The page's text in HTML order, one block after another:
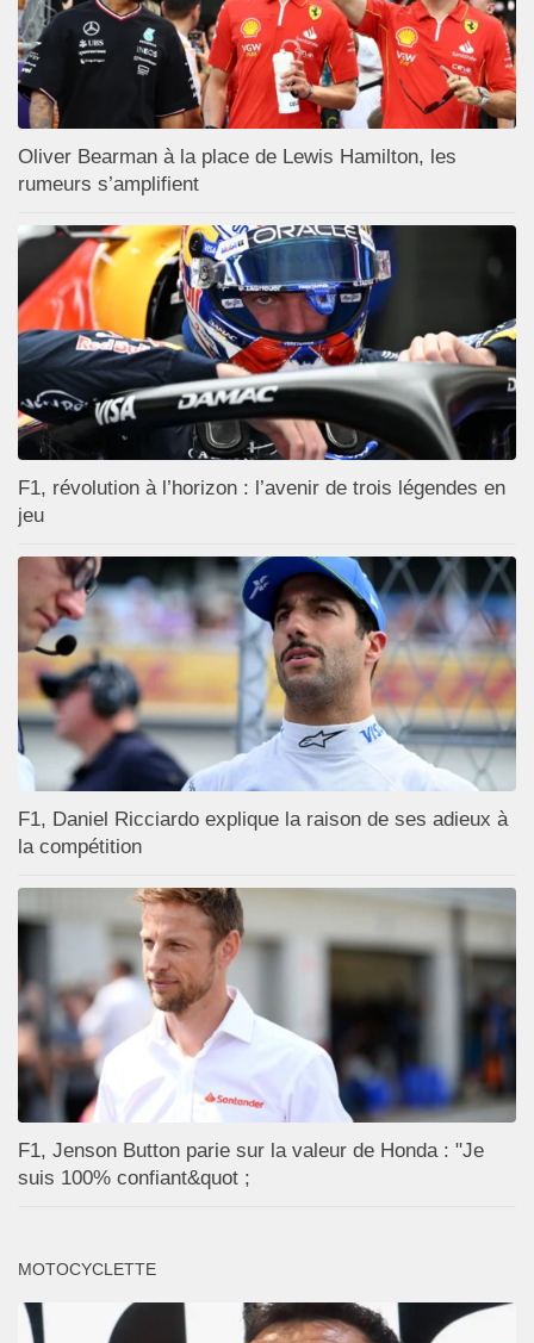
Oliver Bearman à la place de Lewis Hamilton, les
rumeurs s’amplifient
F1, révolution à l’horizon : l’avenir de trois légendes en
jeu
F1, Daniel Ricciardo explique la raison de ses adieux à
la compétition
F1, Jenson Button parie sur la valeur de Honda : "Je
suis 100% confiant&quot ;
MOTOCYCLETTE